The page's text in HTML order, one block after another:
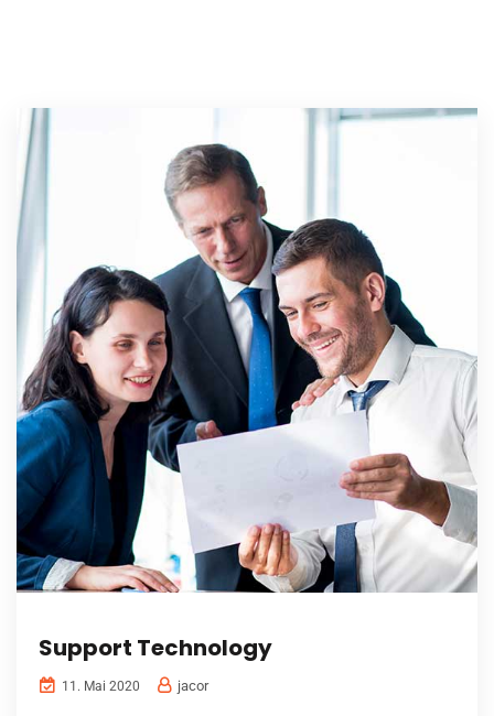
Support Technology
11. Mai 2020 jacor